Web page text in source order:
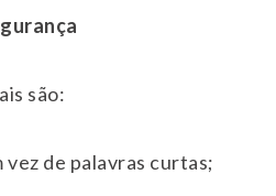
são:
vez de palavras curtas;